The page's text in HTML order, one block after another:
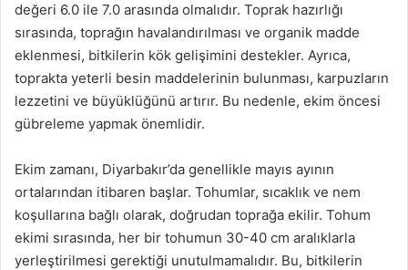
değeri 6.0 ile 7.0 arasında olmalıdır. Toprak hazırlığı
sırasında, toprağın havalandırılması ve organik madde
eklenmesi, bitkilerin kök gelişimini destekler. Ayrıca,
toprakta yeterli besin maddelerinin bulunması, karpuzların
lezzetini ve büyüklüğünü artırır. Bu nedenle, ekim öncesi
gübreleme yapmak önemlidir.
Ekim zamanı, Diyarbakır’da genellikle mayıs ayının
ortalarından itibaren başlar. Tohumlar, sıcaklık ve nem
koşullarına bağlı olarak, doğrudan toprağa ekilir. Tohum
ekimi sırasında, her bir tohumun 30-40 cm aralıklarla
yerleştirilmesi gerektiği unutulmamalıdır. Bu, bitkilerin